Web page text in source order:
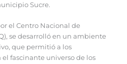
Sucre.
el Centro Nacional de
se desarrolló en un ambiente
que permitió a los
fascinante universo de los